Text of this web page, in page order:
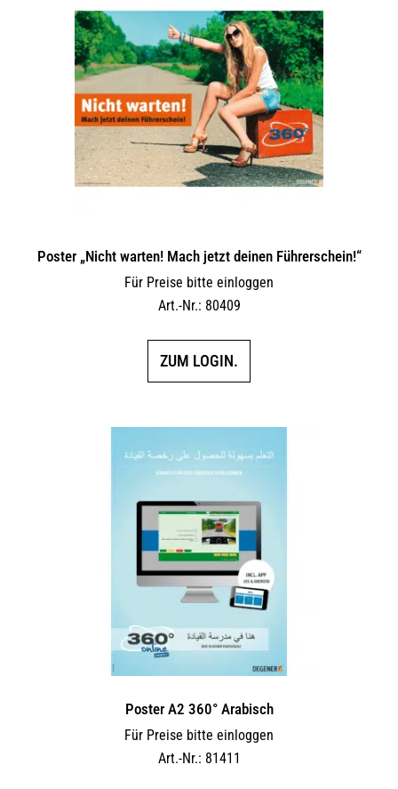
Poster „Nicht warten! Mach jetzt deinen Führerschein!“
Für Preise bitte einloggen
Art.-Nr.: 80409
ZUM LOGIN.
Poster A2 360° Arabisch
Für Preise bitte einloggen
Art.-Nr.: 81411